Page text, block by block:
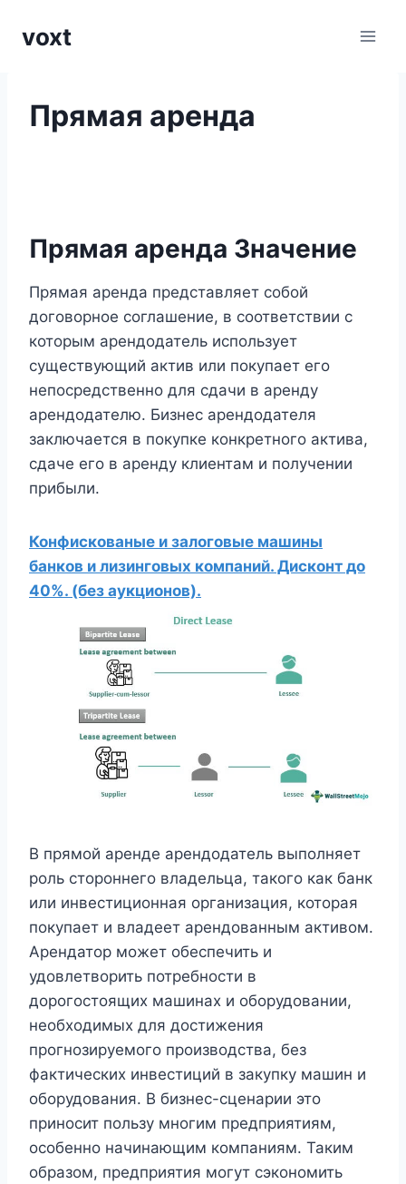
voxt
Прямая аренда
Прямая аренда Значение
Прямая аренда представляет собой
договорное соглашение, в соответствии с
которым арендодатель использует
существующий актив или покупает его
непосредственно для сдачи в аренду
арендодателю. Бизнес арендодателя
заключается в покупке конкретного актива,
сдаче его в аренду клиентам и получении
прибыли.
Конфискованые и залоговые машины
банков и лизинговых компаний. Дисконт до
40%. (без аукционов).
В прямой аренде арендодатель выполняет
роль стороннего владельца, такого как банк
или инвестиционная организация, которая
покупает и владеет арендованным активом.
Арендатор может обеспечить и
удовлетворить потребности в
дорогостоящих машинах и оборудовании,
необходимых для достижения
прогнозируемого производства, без
фактических инвестиций в закупку машин и
оборудования. В бизнес-сценарии это
приносит пользу многим предприятиям,
особенно начинающим компаниям. Таким
образом, предприятия могут сэкономить